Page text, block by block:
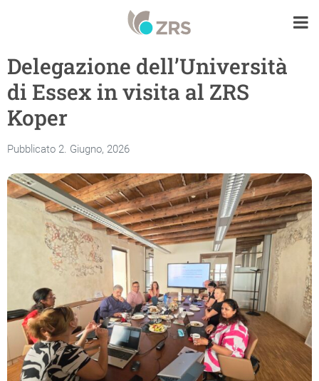
Delegazione dell’Università
di Essex in visita al ZRS
Koper
Pubblicato 2. Giugno, 2026